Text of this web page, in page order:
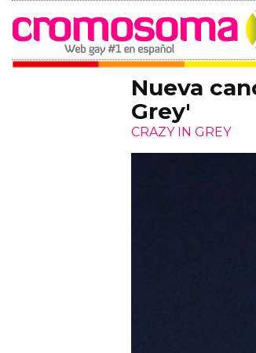
Nueva
Grey'
CRAZY IN GREY